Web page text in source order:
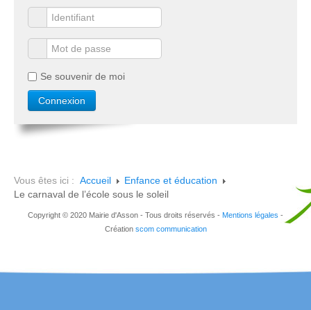
Se souvenir de moi
Vous êtes ici : Accueil
Enfance et éducation
Le carnaval de l’école sous le soleil
Copyright © 2020 Mairie d'Asson - Tous droits réservés - Mentions légales -
Création scom communication